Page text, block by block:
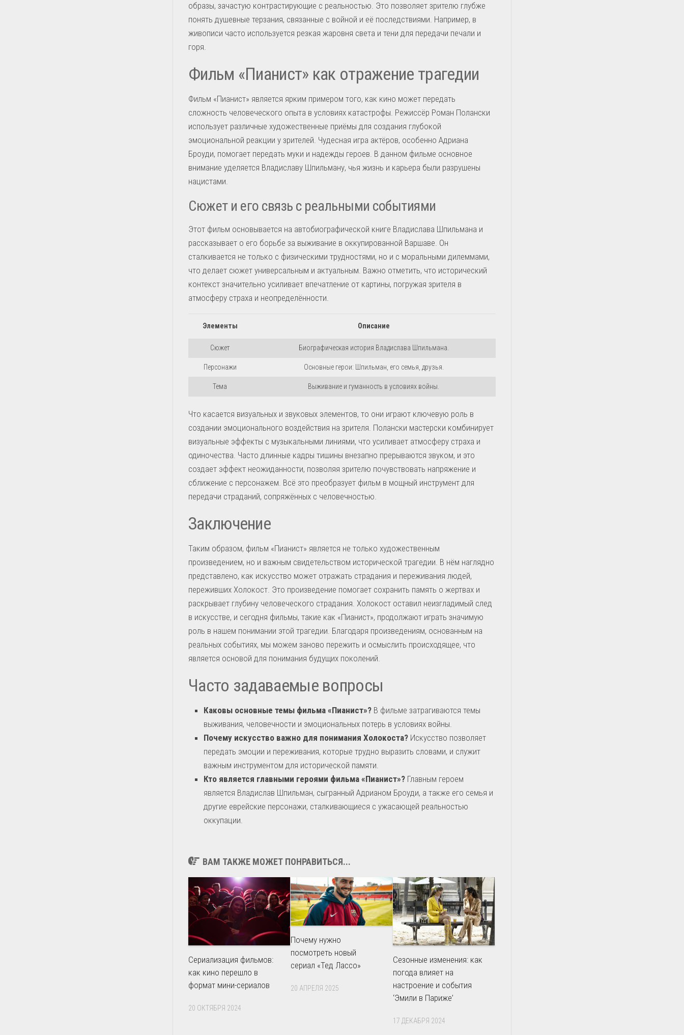
образы, зачастую контрастирующие с реальностью. Это позволяет зрителю глубже
понять душевные терзания, связанные с войной и её последствиями. Например, в
живописи часто используется резкая жаровня света и тени для передачи печали и
горя.
Фильм «Пианист» как отражение трагедии
Фильм «Пианист» является ярким примером того, как кино может передать
сложность человеческого опыта в условиях катастрофы. Режиссёр Роман Полански
использует различные художественные приёмы для создания глубокой
эмоциональной реакции у зрителей. Чудесная игра актёров, особенно Адриана
Броуди, помогает передать муки и надежды героев. В данном фильме основное
внимание уделяется Владиславу Шпильману, чья жизнь и карьера были разрушены
нацистами.
Сюжет и его связь с реальными событиями
Этот фильм основывается на автобиографической книге Владислава Шпильмана и
рассказывает о его борьбе за выживание в оккупированной Варшаве. Он
сталкивается не только с физическими трудностями, но и с моральными дилеммами,
что делает сюжет универсальным и актуальным. Важно отметить, что исторический
контекст значительно усиливает впечатление от картины, погружая зрителя в
атмосферу страха и неопределённости.
Элементы Описание
Сюжет Биографическая история Владислава Шпильмана.
Персонажи Основные герои: Шпильман, его семья, друзья.
Тема Выживание и гуманность в условиях войны.
Что касается визуальных и звуковых элементов, то они играют ключевую роль в
создании эмоционального воздействия на зрителя. Полански мастерски комбинирует
визуальные эффекты с музыкальными линиями, что усиливает атмосферу страха и
одиночества. Часто длинные кадры тишины внезапно прерываются звуком, и это
создает эффект неожиданности, позволяя зрителю почувствовать напряжение и
сближение с персонажем. Всё это преобразует фильм в мощный инструмент для
передачи страданий, сопряжённых с человечностью.
Заключение
Таким образом, фильм «Пианист» является не только художественным
произведением, но и важным свидетельством исторической трагедии. В нём наглядно
представлено, как искусство может отражать страдания и переживания людей,
переживших Холокост. Это произведение помогает сохранить память о жертвах и
раскрывает глубину человеческого страдания. Холокост оставил неизгладимый след
в искусстве, и сегодня фильмы, такие как «Пианист», продолжают играть значимую
роль в нашем понимании этой трагедии. Благодаря произведениям, основанным на
реальных событиях, мы можем заново пережить и осмыслить происходящее, что
является основой для понимания будущих поколений.
Часто задаваемые вопросы
Каковы основные темы фильма «Пианист»? В фильме затрагиваются темы
выживания, человечности и эмоциональных потерь в условиях войны.
Почему искусство важно для понимания Холокоста? Искусство позволяет
передать эмоции и переживания, которые трудно выразить словами, и служит
важным инструментом для исторической памяти.
Кто является главными героями фильма «Пианист»? Главным героем
является Владислав Шпильман, сыгранный Адрианом Броуди, а также его семья и
другие еврейские персонажи, сталкивающиеся с ужасающей реальностью
оккупации.
ВАМ ТАКЖЕ МОЖЕТ ПОНРАВИТЬСЯ...
Сериализация фильмов:
как кино перешло в
формат мини-сериалов
20 ОКТЯБРЯ 2024
Почему нужно
посмотреть новый
сериал «Тед Лассо»
20 АПРЕЛЯ 2025
Сезонные изменения: как
погода влияет на
настроение и события
‘Эмили в Париже’
17 ДЕКАБРЯ 2024